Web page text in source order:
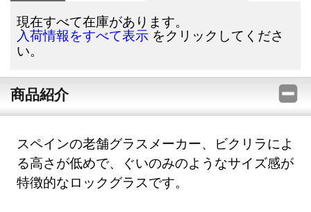
現在すべて在庫があります。
入荷情報をすべて表示 をクリックしてくださ
い。
商品紹介
スペインの老舗グラスメーカー、ビクリラによ
る高さが低めで、ぐいのみのようなサイズ感が
特徴的なロックグラスです。